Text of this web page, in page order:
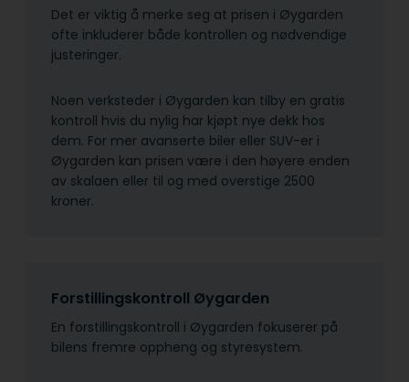
Det er viktig å merke seg at prisen i Øygarden
ofte inkluderer både kontrollen og nødvendige
justeringer.
Noen verksteder i Øygarden kan tilby en gratis
kontroll hvis du nylig har kjøpt nye dekk hos
dem. For mer avanserte biler eller SUV-er i
Øygarden kan prisen være i den høyere enden
av skalaen eller til og med overstige 2500
kroner.
Forstillingskontroll Øygarden
En forstillingskontroll i Øygarden fokuserer på
bilens fremre oppheng og styresystem.